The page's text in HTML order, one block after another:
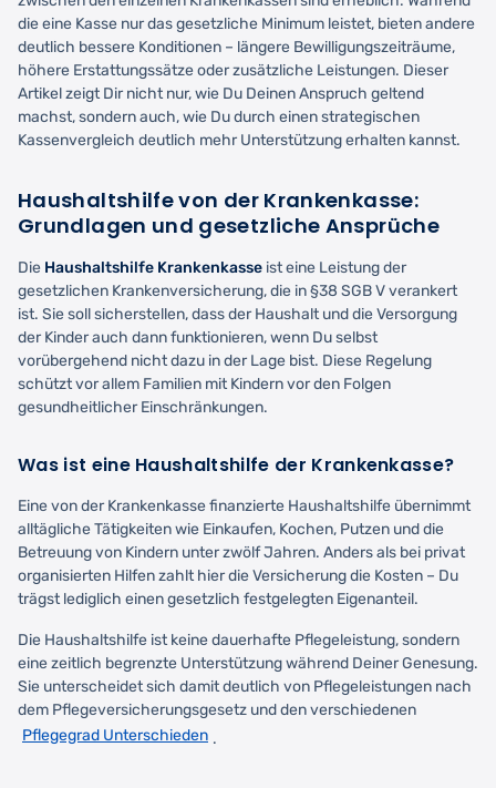
die eine Kasse nur das gesetzliche Minimum leistet, bieten andere
deutlich bessere Konditionen – längere Bewilligungszeiträume,
höhere Erstattungssätze oder zusätzliche Leistungen. Dieser
Artikel zeigt Dir nicht nur, wie Du Deinen Anspruch geltend
machst, sondern auch, wie Du durch einen strategischen
Kassenvergleich deutlich mehr Unterstützung erhalten kannst.
Haushaltshilfe von der Krankenkasse:
Grundlagen und gesetzliche Ansprüche
Die Haushaltshilfe Krankenkasse ist eine Leistung der
gesetzlichen Krankenversicherung, die in §38 SGB V verankert
ist. Sie soll sicherstellen, dass der Haushalt und die Versorgung
der Kinder auch dann funktionieren, wenn Du selbst
vorübergehend nicht dazu in der Lage bist. Diese Regelung
schützt vor allem Familien mit Kindern vor den Folgen
gesundheitlicher Einschränkungen.
Was ist eine Haushaltshilfe der Krankenkasse?
Eine von der Krankenkasse finanzierte Haushaltshilfe übernimmt
alltägliche Tätigkeiten wie Einkaufen, Kochen, Putzen und die
Betreuung von Kindern unter zwölf Jahren. Anders als bei privat
organisierten Hilfen zahlt hier die Versicherung die Kosten – Du
trägst lediglich einen gesetzlich festgelegten Eigenanteil.
Die Haushaltshilfe ist keine dauerhafte Pflegeleistung, sondern
eine zeitlich begrenzte Unterstützung während Deiner Genesung.
Sie unterscheidet sich damit deutlich von Pflegeleistungen nach
dem Pflegeversicherungsgesetz und den verschiedenen
Pflegegrad Unterschieden .